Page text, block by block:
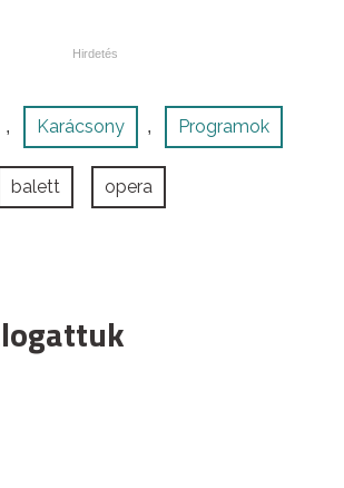
, Karácsony , Programok
balett opera